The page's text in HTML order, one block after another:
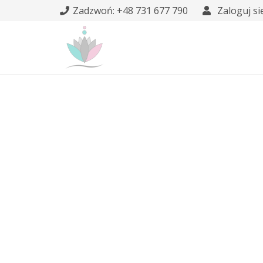
Zadzwoń: +48 731 677 790 Zaloguj